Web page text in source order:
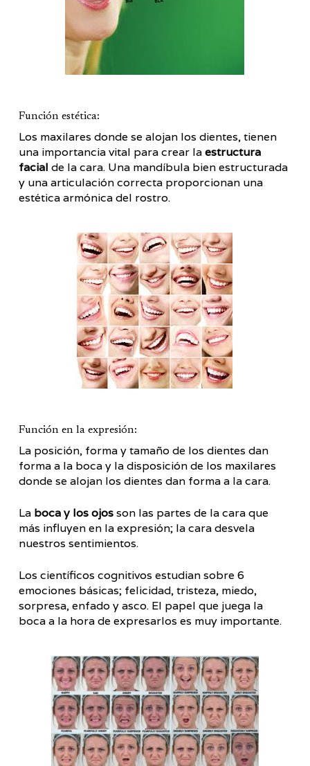
Función estética:
Los maxilares donde se alojan los dientes, tienen
una importancia vital para crear laestructura
facial de la cara. Una mandíbula bien estructurada
y una articulación correcta proporcionan una
estética armónica del rostro.
Función en la expresión:
La posición, forma y tamaño de los dientes dan
forma a la boca y la disposición de los maxilares
donde se alojan los dientes dan forma a la cara.
La boca y los ojosson las partes de la cara que
más influyen en la expresión; la cara desvela
nuestros sentimientos.
Los científicos cognitivos estudian sobre 6
emociones básicas; felicidad, tristeza, miedo,
sorpresa, enfado y asco. El papel que juega la
boca a la hora de expresarlos es muy importante.